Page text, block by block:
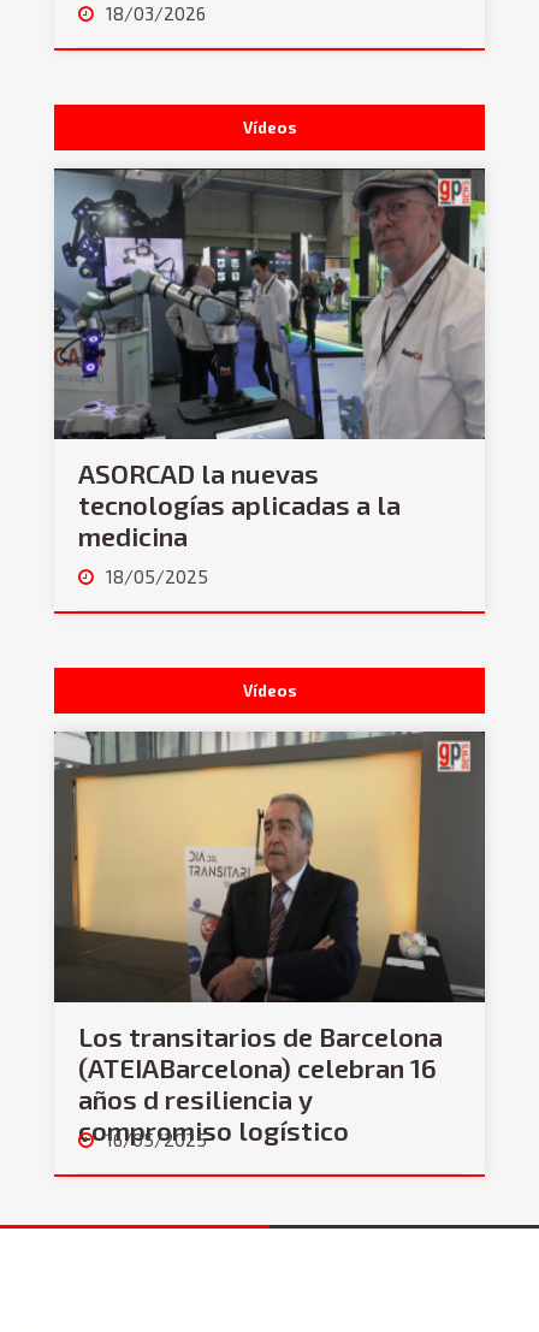
18/03/2026
Vídeos
ASORCAD la nuevas
tecnologías aplicadas a la
medicina
18/05/2025
Vídeos
Los transitarios de Barcelona
(ATEIABarcelona) celebran 16
años d resiliencia y
compromiso logístico
16/05/2025